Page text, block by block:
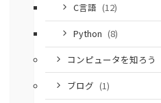
C言語 (12)
Python (8)
コンピュータを知ろう
ブログ (1)